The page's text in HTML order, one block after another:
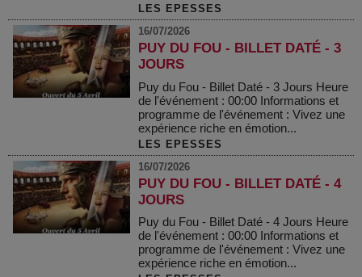
LES EPESSES
16/07/2026
PUY DU FOU - BILLET DATÉ - 3
JOURS
Puy du Fou - Billet Daté - 3 Jours Heure
de l'événement : 00:00 Informations et
programme de l'événement : Vivez une
expérience riche en émotion...
LES EPESSES
16/07/2026
PUY DU FOU - BILLET DATÉ - 4
JOURS
Puy du Fou - Billet Daté - 4 Jours Heure
de l'événement : 00:00 Informations et
programme de l'événement : Vivez une
expérience riche en émotion...